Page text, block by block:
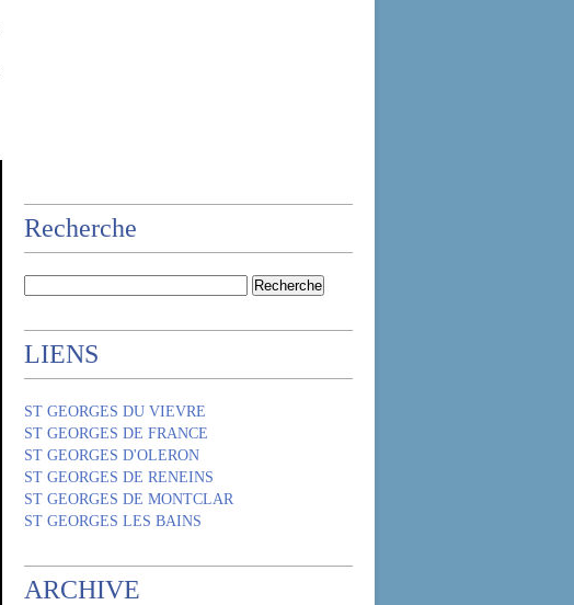
Recherche
LIENS
ST GEORGES DU VIEVRE
ST GEORGES DE FRANCE
ST GEORGES D'OLERON
ST GEORGES DE RENEINS
ST GEORGES DE MONTCLAR
ST GEORGES LES BAINS
ARCHIVE